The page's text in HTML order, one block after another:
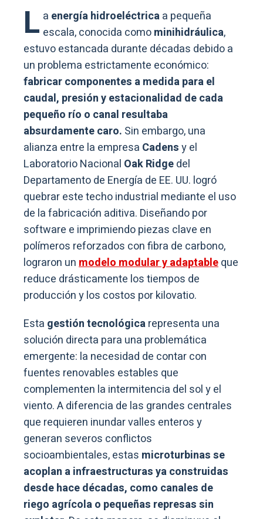
L a energía hidroeléctricaa pequeña
escala, conocida comominihidráulica,
estuvo estancada durante décadas debido a
un problema estrictamente económico:
fabricar componentes a medida para el
caudal, presión y estacionalidad de cada
pequeño río o canal resultaba
absurdamente caro. Sin embargo, una
alianza entre la empresa Cadensy el
Laboratorio Nacional Oak Ridgedel
Departamento de Energía de EE. UU. logró
quebrar este techo industrial mediante el uso
de la fabricación aditiva. Diseñando por
software e imprimiendo piezas clave en
polímeros reforzados con fibra de carbono,
lograron unmodelo modular y adaptableque
reduce drásticamente los tiempos de
producción y los costos por kilovatio.
Esta gestióntecnológicarepresenta una
solución directa para una problemática
emergente: la necesidad de contar con
fuentes renovables estables que
complementen la intermitencia del sol y el
viento. A diferencia de las grandes centrales
que requieren inundar valles enteros y
generan severos conflictos
socioambientales, estas microturbinas se
acoplan a infraestructuras ya construidas
desde hace décadas, como canales de
riego agrícola o pequeñas represas sin